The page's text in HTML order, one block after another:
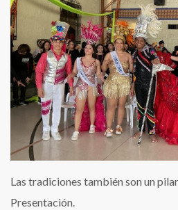
Las tradiciones también son un
Presentación.